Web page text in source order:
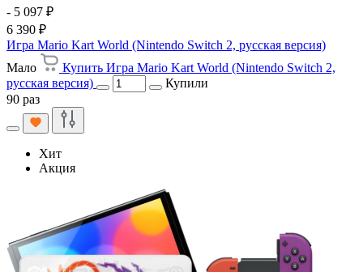
- 5 097 ₽
6 390 ₽
Игра Mario Kart World (Nintendo Switch 2, русская версия)
Мало
Купить Игра Mario Kart World (Nintendo Switch 2,
русская версия)
Купили
90 раз
Хит
Акция